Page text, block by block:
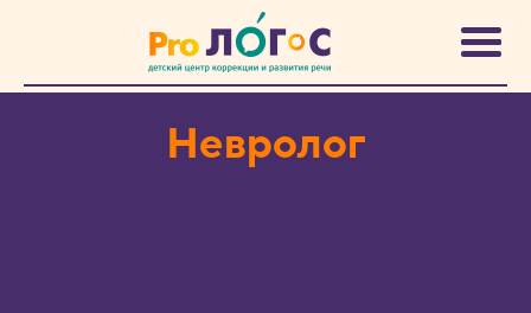
Невролог